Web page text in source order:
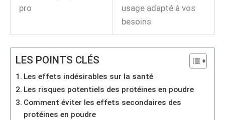
pro
usage adapté à vos
besoins
LES POINTS CLÉS
Les effets indésirables sur la santé
Les risques potentiels des protéines en poudre
Comment éviter les effets secondaires des
protéines en poudre